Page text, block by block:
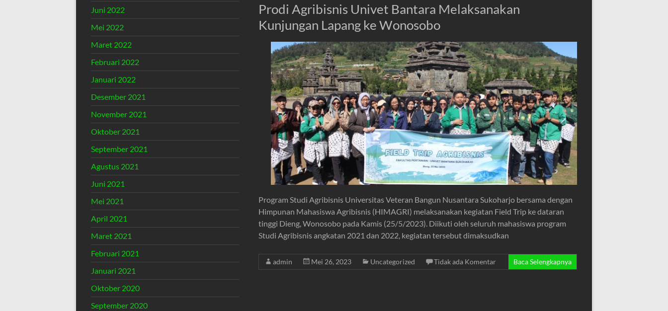
Prodi Agribisnis Univet Bantara Melaksanakan
Kunjungan Lapang ke Wonosobo
Program Studi Agribisnis Universitas Veteran Bangun Nusantara Sukoharjo bersama dengan
Himpunan Mahasiswa Agribisnis (HIMAGRI) melaksanakan kegiatan Field Trip ke dataran
tinggi Dieng, Wonosobo pada Kamis (25/5/2023). Diikuti oleh seluruh mahasiswa program
Studi Agribisnis angkatan 2021 dan 2022, kegiatan tersebut dimaksudkan
admin Mei 26, 2023 Uncategorized Tidak ada Komentar Baca Selengkapnya
Juni 2022
Mei 2022
Maret 2022
Februari 2022
Januari 2022
Desember 2021
November 2021
Oktober 2021
September 2021
Agustus 2021
Juni 2021
Mei 2021
April 2021
Maret 2021
Februari 2021
Januari 2021
Oktober 2020
September 2020